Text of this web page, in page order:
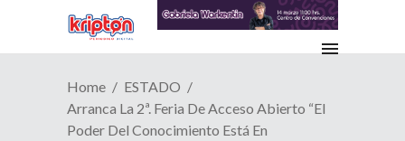
Home
ESTADO
Arranca La 2ª. Feria De Acceso Abierto “El
Poder Del Conocimiento Está En